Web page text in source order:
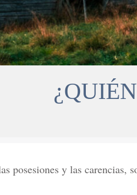
posesiones y las carencias,